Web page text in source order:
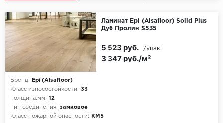
TANTO
Tarkett
Ламинат Epi (Alsafloor) Solid Plus
Дуб Пролин S535
Бренд:
Epi (Alsafloor)
Класс износостойкости: 33
Толщина,мм: 12
Тип соединения: замковое
Класс пожарной опасности:
КМ5
3 347 руб./м²
5 523 руб. /упак.